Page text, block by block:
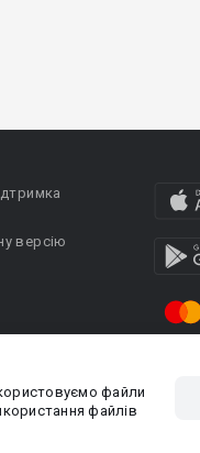
файли
файлів
версію
policy
Угода